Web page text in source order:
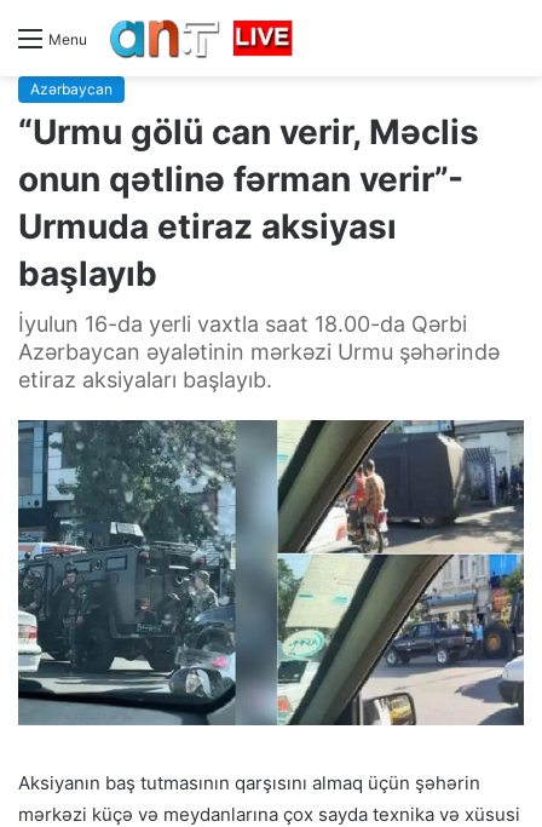
Menu
Azərbaycan
“Urmu gölü can verir, Məclis
onun qətlinə fərman verir”-
Urmuda etiraz aksiyası
başlayıb
İyulun 16-da yerli vaxtla saat 18.00-da Qərbi
Azərbaycan əyalətinin mərkəzi Urmu şəhərində
etiraz aksiyaları başlayıb.
Aksiyanın baş tutmasının qarşısını almaq üçün şəhərin
mərkəzi küçə və meydanlarına çox sayda texnika və xüsusi